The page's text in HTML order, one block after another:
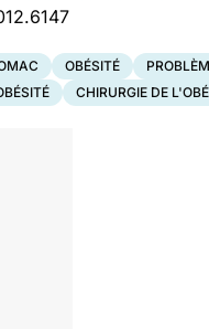
OBÉSITÉ
CHIRURGIE DE